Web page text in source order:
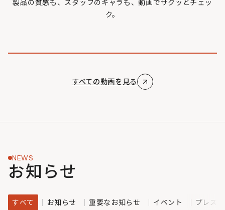
製品の質感も、スタッフのキャラも、動画でサクッとチェッ
ク。
すべての動画を見る
NEWS
お知らせ
すべて お知らせ 重要なお知らせ イベント プレス